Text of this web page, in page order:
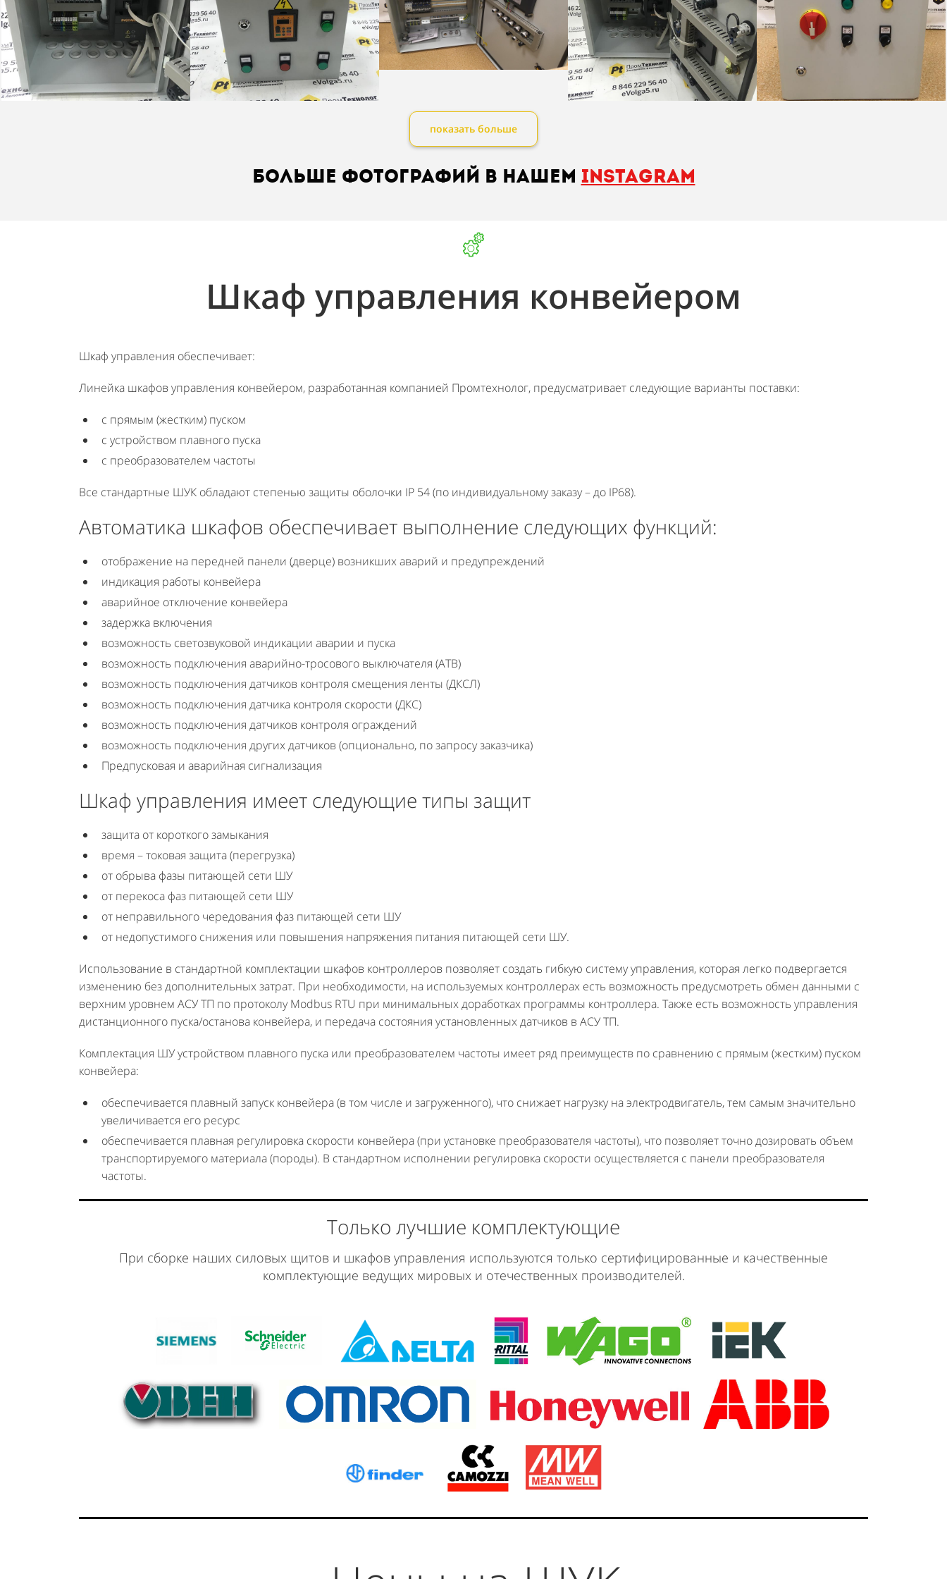
показать больше
Больше фотографий в нашем Instagram
Шкаф управления конвейером
Шкаф управления обеспечивает:
Линейка шкафов управления конвейером, разработанная компанией Промтехнолог, предусматривает следующие варианты поставки:
с прямым (жестким) пуском
с устройством плавного пуска
с преобразователем частоты
Все стандартные ШУК обладают степенью защиты оболочки IP 54 (по индивидуальному заказу – до IP68).
Автоматика шкафов обеспечивает выполнение следующих функций:
отображение на передней панели (дверце) возникших аварий и предупреждений
индикация работы конвейера
аварийное отключение конвейера
задержка включения
возможность светозвуковой индикации аварии и пуска
возможность подключения аварийно-тросового выключателя (АТВ)
возможность подключения датчиков контроля смещения ленты (ДКСЛ)
возможность подключения датчика контроля скорости (ДКС)
возможность подключения датчиков контроля ограждений
возможность подключения других датчиков (опционально, по запросу заказчика)
Предпусковая и аварийная сигнализация
Шкаф управления имеет следующие типы защит
защита от короткого замыкания
время – токовая защита (перегрузка)
от обрыва фазы питающей сети ШУ
от перекоса фаз питающей сети ШУ
от неправильного чередования фаз питающей сети ШУ
от недопустимого снижения или повышения напряжения питания питающей сети ШУ.
Использование в стандартной комплектации шкафов контроллеров позволяет создать гибкую систему управления, которая легко подвергается
изменению без дополнительных затрат. При необходимости, на используемых контроллерах есть возможность предусмотреть обмен данными с
верхним уровнем АСУ ТП по протоколу Modbus RTU при минимальных доработках программы контроллера. Также есть возможность управления
дистанционного пуска/останова конвейера, и передача состояния установленных датчиков в АСУ ТП.
Комплектация ШУ устройством плавного пуска или преобразователем частоты имеет ряд преимуществ по сравнению с прямым (жестким) пуском
конвейера:
обеспечивается плавный запуск конвейера (в том числе и загруженного), что снижает нагрузку на электродвигатель, тем самым значительно
увеличивается его ресурс
обеспечивается плавная регулировка скорости конвейера (при установке преобразователя частоты), что позволяет точно дозировать объем
транспортируемого материала (породы). В стандартном исполнении регулировка скорости осуществляется с панели преобразователя
частоты.
Только лучшие комплектующие
При сборке наших силовых щитов и шкафов управления используются только сертифицированные и качественные
комплектующие ведущих мировых и отечественных производителей.